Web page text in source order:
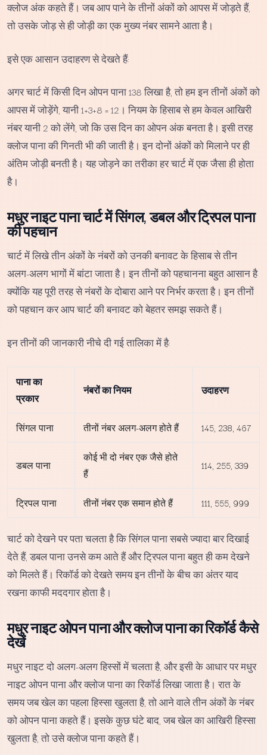
क्लोज अंक कहते हैं। जब आप पाने के तीनों अंकों को आपस में जोड़ते हैं,
तो उसके जोड़ से ही जोड़ी का एक मुख्य नंबर सामने आता है।
इसे एक आसान उदाहरण से देखते हैं:
अगर चार्ट में किसी दिन ओपन पाना 138 लिखा है, तो हम इन तीनों अंकों को
आपस में जोड़ेंगे, यानी 1+3+8 = 12। नियम के हिसाब से हम केवल आखिरी
नंबर यानी 2 को लेंगे, जो कि उस दिन का ओपन अंक बनता है। इसी तरह
क्लोज पाना की गिनती भी की जाती है। इन दोनों अंकों को मिलाने पर ही
अंतिम जोड़ी बनती है। यह जोड़ने का तरीका हर चार्ट में एक जैसा ही होता
है।
मधुर नाइट पाना चार्ट में सिंगल, डबल और ट्रिपल पाना
की पहचान
चार्ट में लिखे तीन अंकों के नंबरों को उनकी बनावट के हिसाब से तीन
अलग-अलग भागों में बांटा जाता है। इन तीनों को पहचानना बहुत आसान है
क्योंकि यह पूरी तरह से नंबरों के दोबारा आने पर निर्भर करता है। इन तीनों
को पहचान कर आप चार्ट की बनावट को बेहतर समझ सकते हैं।
इन तीनों की जानकारी नीचे दी गई तालिका में है:
पाना का
प्रकार
नंबरों का नियम उदाहरण
सिंगल पाना तीनों नंबर अलग-अलग होते हैं 145, 238, 467
डबल पाना
कोई भी दो नंबर एक जैसे होते
हैं
114, 255, 339
ट्रिपल पाना तीनों नंबर एक समान होते हैं 111, 555, 999
चार्ट को देखने पर पता चलता है कि सिंगल पाना सबसे ज्यादा बार दिखाई
देते हैं, डबल पाना उनसे कम आते हैं और ट्रिपल पाना बहुत ही कम देखने
को मिलते हैं। रिकॉर्ड को देखते समय इन तीनों के बीच का अंतर याद
रखना काफी मददगार होता है।
मधुर नाइट ओपन पाना और क्लोज पाना का रिकॉर्ड कैसे
देखें
मधुर नाइट दो अलग-अलग हिस्सों में चलता है, और इसी के आधार पर मधुर
नाइट ओपन पाना और क्लोज पाना का रिकॉर्ड लिखा जाता है। रात के
समय जब खेल का पहला हिस्सा खुलता है, तो आने वाले तीन अंकों के नंबर
को ओपन पाना कहते हैं। इसके कुछ घंटे बाद, जब खेल का आखिरी हिस्सा
खुलता है, तो उसे क्लोज पाना कहते हैं।